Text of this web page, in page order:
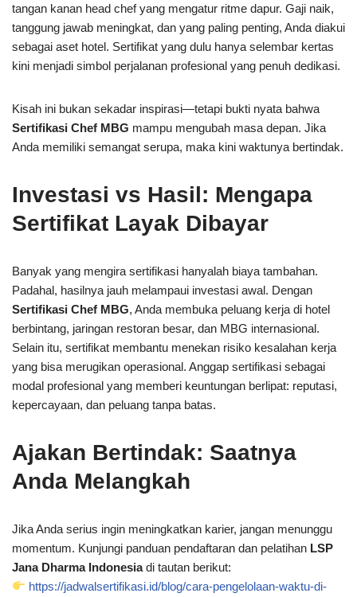
tangan kanan head chef yang mengatur ritme dapur. Gaji naik,
tanggung jawab meningkat, dan yang paling penting, Anda diakui
sebagai aset hotel. Sertifikat yang dulu hanya selembar kertas
kini menjadi simbol perjalanan profesional yang penuh dedikasi.
Kisah ini bukan sekadar inspirasi—tetapi bukti nyata bahwa
Sertifikasi Chef MBG mampu mengubah masa depan. Jika
Anda memiliki semangat serupa, maka kini waktunya bertindak.
Investasi vs Hasil: Mengapa
Sertifikat Layak Dibayar
Banyak yang mengira sertifikasi hanyalah biaya tambahan.
Padahal, hasilnya jauh melampaui investasi awal. Dengan
Sertifikasi Chef MBG, Anda membuka peluang kerja di hotel
berbintang, jaringan restoran besar, dan MBG internasional.
Selain itu, sertifikat membantu menekan risiko kesalahan kerja
yang bisa merugikan operasional. Anggap sertifikasi sebagai
modal profesional yang memberi keuntungan berlipat: reputasi,
kepercayaan, dan peluang tanpa batas.
Ajakan Bertindak: Saatnya
Anda Melangkah
Jika Anda serius ingin meningkatkan karier, jangan menunggu
momentum. Kunjungi panduan pendaftaran dan pelatihan LSP
Jana Dharma Indonesiadi tautan berikut:
https://jadwalsertifikasi.id/blog/cara-pengelolaan-waktu-di-